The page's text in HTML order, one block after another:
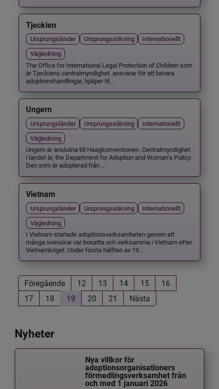
Tjeckien
Ursprungsländer Ursprungssökning
Internationellt
Vägledning
The Office for International Legal Protection of Children som
är Tjeckiens centralmyndighet, ansvarar för att bevara
adoptionshandlingar, hjälper til...
Ungern
Ursprungsländer Ursprungssökning
Internationellt
Vägledning
Ungern är anslutna till Haagkonventionen. Centralmyndighet
i landet är, the Department for Adoption and Woman’s Policy.
Den som är adopterad från ...
Vietnam
Ursprungsländer Ursprungssökning
Internationellt
Vägledning
I Vietnam startade adoptionsverksamheten genom att
många svenskar var bosatta och verksamma i Vietnam efter
Vietnamkriget. Under första hälften av 19...
Föregående 12 13 14 15
16
17
18 19 20 21 Nästa
Nyheter
Nya villkor för
adoptionsorganisationers
förmedlingsverksamhet från
och med 1 januari 2026